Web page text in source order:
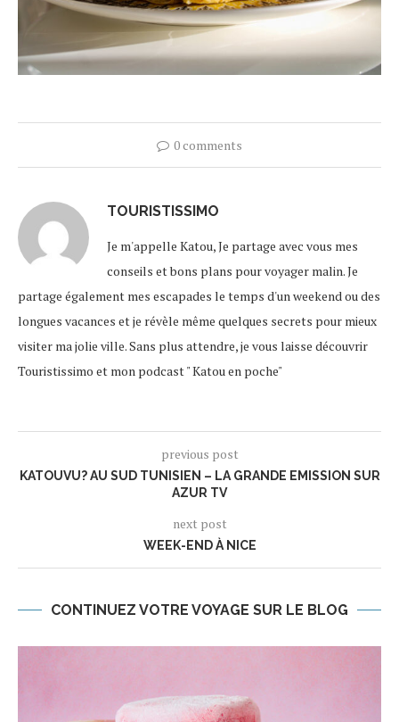
0 comments
TOURISTISSIMO
Je m'appelle Katou, Je partage avec vous mes
conseils et bons plans pour voyager malin. Je
partage également mes escapades le temps d'un weekend ou des
longues vacances et je révèle même quelques secrets pour mieux
visiter ma jolie ville. Sans plus attendre, je vous laisse découvrir
Touristissimo et mon podcast " Katou en poche"
previous post
KATOUVU? AU SUD TUNISIEN – LA GRANDE EMISSION SUR
AZUR TV
next post
WEEK-END À NICE
CONTINUEZ VOTRE VOYAGE SUR LE BLOG